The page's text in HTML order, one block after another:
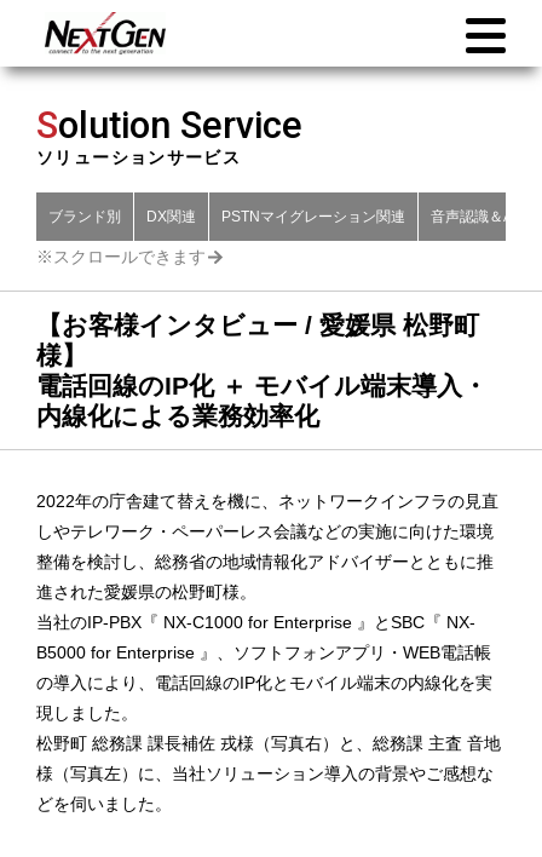
Solution Service
ソリューションサービス
ブランド別 DX関連 PSTNマイグレーション関連 音声認識＆AI関
【お客様インタビュー / 愛媛県 松野町
様】
電話回線のIP化 ＋ モバイル端末導入・
内線化による業務効率化
2022年の庁舎建て替えを機に、ネットワークインフラの見直
しやテレワーク・ペーパーレス会議などの実施に向けた環境
整備を検討し、総務省の地域情報化アドバイザーとともに推
進された愛媛県の松野町様。
当社のIP-PBX『 NX-C1000 for Enterprise 』とSBC『 NX-
B5000 for Enterprise 』、ソフトフォンアプリ・WEB電話帳
の導入により、電話回線のIP化とモバイル端末の内線化を実
現しました。
松野町 総務課 課長補佐 戎様（写真右）と、総務課 主査 音地
様（写真左）に、当社ソリューション導入の背景やご感想な
どを伺いました。